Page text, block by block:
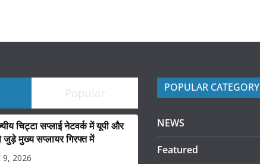
Popular
चिट्टा सप्लाई नेटवर्क में यूपी और
मुख्य सप्लायर गिरफ्त में
9, 2026
POPULAR CATEGORY
NEWS
Featured